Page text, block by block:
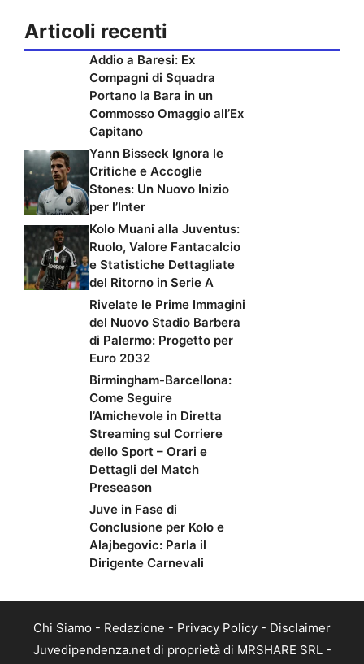
Articoli recenti
Addio a Baresi: Ex
Compagni di Squadra
Portano la Bara in un
Commosso Omaggio all’Ex
Capitano
Yann Bisseck Ignora le
Critiche e Accoglie
Stones: Un Nuovo Inizio
per l’Inter
Kolo Muani alla Juventus:
Ruolo, Valore Fantacalcio
e Statistiche Dettagliate
del Ritorno in Serie A
Rivelate le Prime Immagini
del Nuovo Stadio Barbera
di Palermo: Progetto per
Euro 2032
Birmingham-Barcellona:
Come Seguire
l’Amichevole in Diretta
Streaming sul Corriere
dello Sport – Orari e
Dettagli del Match
Preseason
Juve in Fase di
Conclusione per Kolo e
Alajbegovic: Parla il
Dirigente Carnevali
Chi Siamo - Redazione - Privacy Policy - Disclaimer
Juvedipendenza.net di proprietà di MRSHARE SRL -